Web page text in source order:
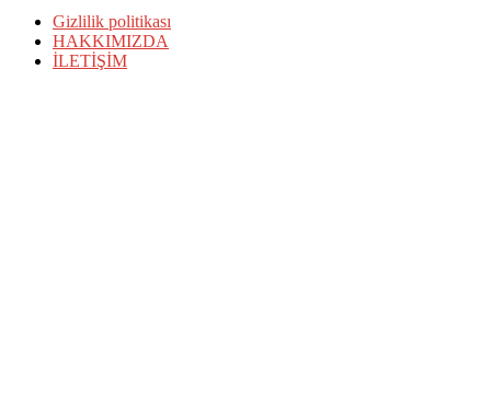
Gizlilik politikası
HAKKIMIZDA
İLETİŞİM